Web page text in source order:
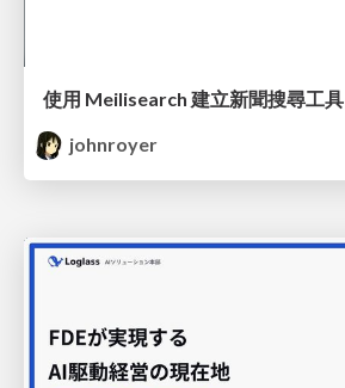
使用 Meilisearch 建立新聞搜尋工具
johnroyer